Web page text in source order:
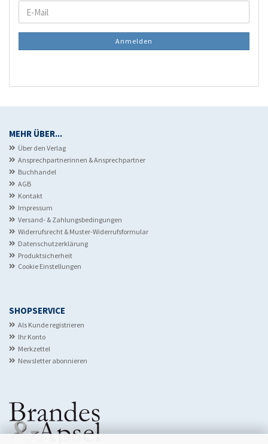
WEITER
ZUR
NEWSLETTER-
E-
Mail
Anmelden
MEHR ÜBER...
Über den Verlag
Ansprechpartnerinnen & Ansprechpartner
Buchhandel
AGB
Kontakt
Impressum
Versand- & Zahlungsbedingungen
Widerrufsrecht & Muster-Widerrufsformular
Datenschutzerklärung
Produktsicherheit
Cookie Einstellungen
SHOPSERVICE
Als Kunde registrieren
Ihr Konto
Merkzettel
Newsletter abonnieren